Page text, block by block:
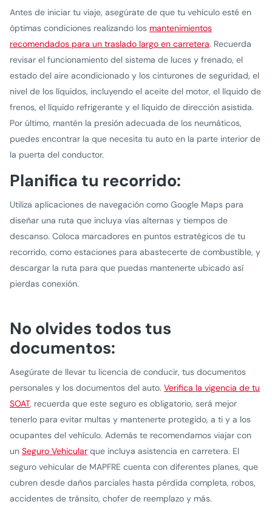
Antes de iniciar tu viaje, asegúrate de que tu vehículo esté en
óptimas condiciones realizando los mantenimientos
recomendados para un traslado largo en carretera. Recuerda
revisar el funcionamiento del sistema de luces y frenado, el
estado del aire acondicionado y los cinturones de seguridad, el
nivel de los líquidos, incluyendo el aceite del motor, el líquido de
frenos, el líquido refrigerante y el líquido de dirección asistida.
Por último, mantén la presión adecuada de los neumáticos,
puedes encontrar la que necesita tu auto en la parte interior de
la puerta del conductor.
Planifica tu recorrido:
Utiliza aplicaciones de navegación como Google Maps para
diseñar una ruta que incluya vías alternas y tiempos de
descanso. Coloca marcadores en puntos estratégicos de tu
recorrido, como estaciones para abastecerte de combustible, y
descargar la ruta para que puedas mantenerte ubicado así
pierdas conexión.
No olvides todos tus
documentos:
Asegúrate de llevar tu licencia de conducir, tus documentos
personales y los documentos del auto. Verifica la vigencia de tu
SOAT, recuerda que este seguro es obligatorio, será mejor
tenerlo para evitar multas y mantenerte protegido, a ti y a los
ocupantes del vehículo. Además te recomendamos viajar con
un Seguro Vehicular que incluya asistencia en carretera. El
seguro vehicular de MAPFRE cuenta con diferentes planes, que
cubren desde daños parciales hasta pérdida completa, robos,
accidentes de tránsito, chofer de reemplazo y más.